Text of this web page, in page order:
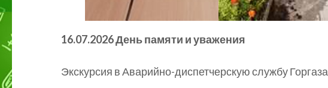
16.07.2026 День памяти и уважения
Экскурсия в Аварийно-диспетчерскую службу Горгаза